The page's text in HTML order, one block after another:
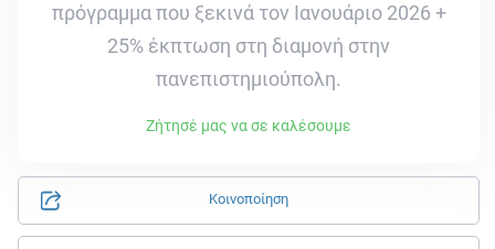
Κοινοποίηση
πρόγραμμα που ξεκινά τον Ιανουάριο 2026 +
25% έκπτωση στη διαμονή στην
πανεπιστημιούπολη.
Ζήτησέ μας να σε καλέσουμε